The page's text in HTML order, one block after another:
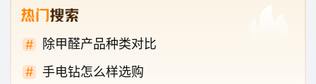
除甲醛产品种类对比
手电钻怎么样选购